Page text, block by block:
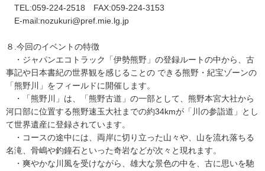
TEL:059-224-2518 FAX:059-224-3153
E-mail:nozukuri@pref.mie.lg.jp
８.今回のイベントの特徴
・ジャパンエコトラック「伊勢熊野」の登録ルートの中から、古
事記や日本書紀の世界観を感じることの できる熊野・紀宝ゾーンの
「熊野川」をフィールドに開催します。
・「熊野川」は、「熊野古道」の一部として、熊野本宮大社から
河口部に位置する熊野速玉大社までの約34kmが「川の参詣道」とし
て世界遺産に登録されています。
・コースの途中には、両岸に切り立った山々や、山を流れ落ちる
名滝、骨嶋や釣鐘石といった奇岩などが次々と現れます。
・爽やかな川風を受けながら、雄大な景色の中を、古に思いを馳